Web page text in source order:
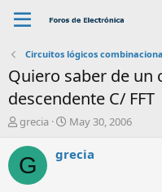
Circuitos lógicos
Quiero saber de un
descendente C/ FFT
A
t
o
r
grecia
F
c
May 30, 2006
G grecia